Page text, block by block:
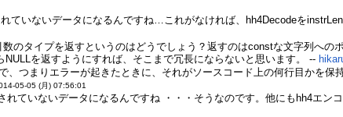
ていないデータになるんですね…これがなければ、hh4Decodeを
のタイプを返すというのはどうでしょう？返すのはconstな文字列への
を返すようにすれば、そこまで冗長にならないと思います。 --
、つまりエラーが起きたときに、それがソースコード上の何行目かを
05-05 (月) 07:56:01
れていないデータになるんですね ・・・そうなのです。他にもhh4エ